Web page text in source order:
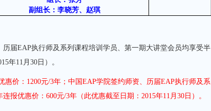
副组长：李晓芳、赵琪
历届EAP执行师及系列课程培训学员、第一期大讲堂会员均享受半
年11月30日）。
惠价：1200元/3年；中国EAP学院签约师资、历届EAP执行师及系
报优惠价：600元/3年（此优惠截至日期：2015年11月30日）。